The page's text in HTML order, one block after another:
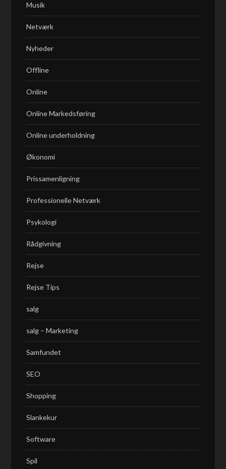
Musik
Netværk
Nyheder
Offline
Online
Online Markedsføring
Online underholdning
Økonomi
Prissamenligning
Professionelle Netværk
Psykologi
Rådgivning
Rejse
Rejse Tips
salg
salg – Marketing
Samfundet
SEO
Shopping
Slankekur
Software
Spil